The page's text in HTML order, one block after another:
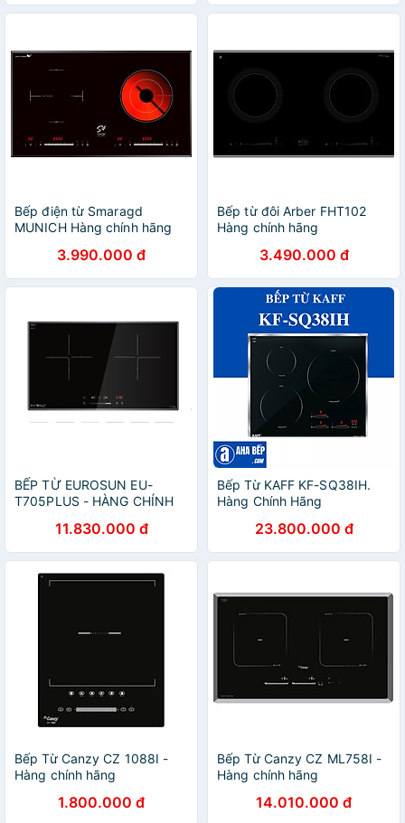
Bếp điện từ Smaragd
MUNICH Hàng chính hãng
3.990.000 đ
Bếp từ đôi Arber FHT102
Hàng chính hãng
3.490.000 đ
BẾP TỪ EUROSUN EU-
T705PLUS - HÀNG CHÍNH
11.830.000 đ
Bếp Từ KAFF KF-SQ38IH.
Hàng Chính Hãng
23.800.000 đ
Bếp Từ Canzy CZ 1088I -
Hàng chính hãng
1.800.000 đ
Bếp Từ Canzy CZ ML758I -
Hàng chính hãng
14.010.000 đ